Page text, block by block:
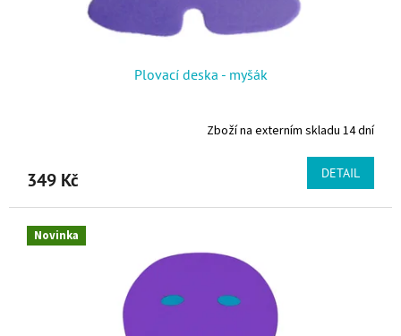
Plovací deska - myšák
Zboží na externím skladu 14 dní
349 Kč DETAIL
Novinka